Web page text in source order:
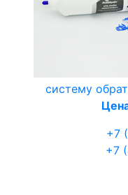
систему
+7
+7